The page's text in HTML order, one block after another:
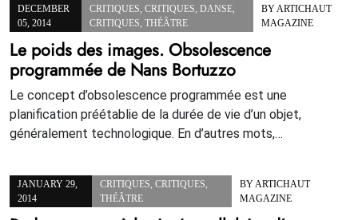
DECEMBER
05, 2014
CRITIQUES CRITIQUES DANSE,
CRITIQUES THÉÂTRE
BY ARTICHAUT
MAGAZINE
Le poids des images. Obsolescence
programmée de Nans Bortuzzo
Le concept d’obsolescence programmée est une
planification préétablie de la durée de vie d’un objet,
généralement technologique. En d’autres mots,…
JANUARY 29,
2014
CRITIQUES CRITIQUES
THÉÂTRE
BY ARTICHAUT
MAGAZINE